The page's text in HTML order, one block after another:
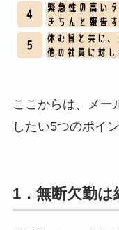
ここからは、メー
したい5つのポイ
1．無断欠勤